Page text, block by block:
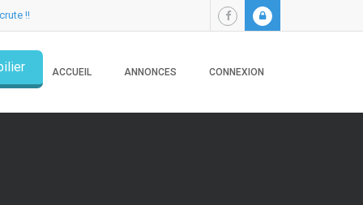
!!
ACCUEIL ANNONCES CONNEXION